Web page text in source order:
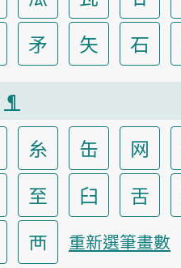
矛 矢 石
¶
糸 缶 网
至 臼 舌
襾 重新選筆畫數